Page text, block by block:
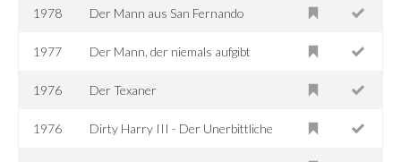
1978 Der Mann aus San Fernando
1977 Der Mann, der niemals aufgibt
1976 Der Texaner
1976 Dirty Harry III - Der Unerbittliche